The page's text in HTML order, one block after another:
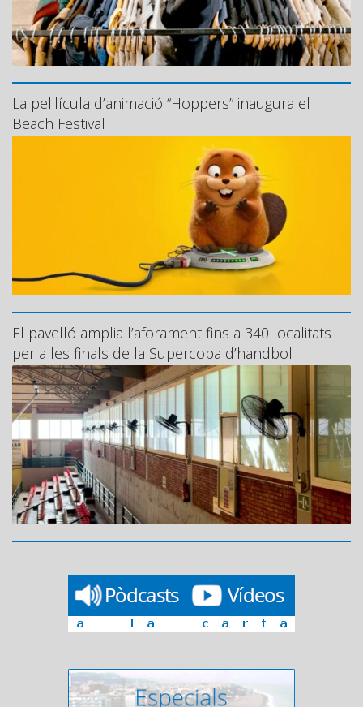
La pel·lícula d’animació “Hoppers” inaugura el
Beach Festival
El pavelló amplia l’aforament fins a 340 localitats
per a les finals de la Supercopa d’handbol